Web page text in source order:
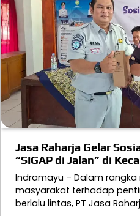
Jasa Raharja Gelar
“SIGAP di Jalan” di
Indramayu – Dalam
masyarakat terhadap
berlalu lintas, PT Jasa